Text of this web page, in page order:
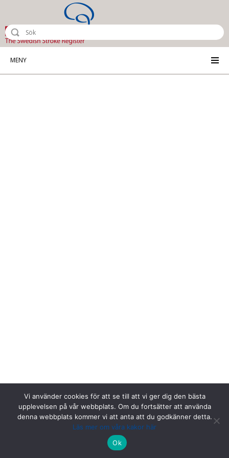
MENY
Riksstroke, Målpunkt PA rum 1013, Norrlands universitetssjukhus,
Vi använder cookies för att se till att vi ger dig den bästa
upplevelsen på vår webbplats. Om du fortsätter att använda
denna webbplats kommer vi att anta att du godkänner detta.
Läs mer om våra kakor här
Ok